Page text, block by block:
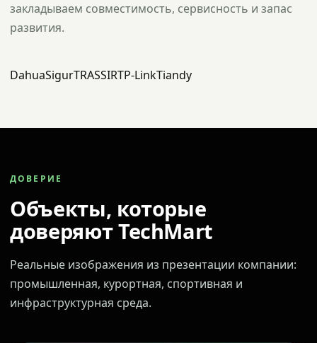
закладываем совместимость, сервисность и запас
развития.
DahuaSigurTRASSIRTP-LinkTiandy
ДОВЕРИЕ
Объекты, которые
доверяют TechMart
Реальные изображения из презентации компании:
промышленная, курортная, спортивная и
инфраструктурная среда.